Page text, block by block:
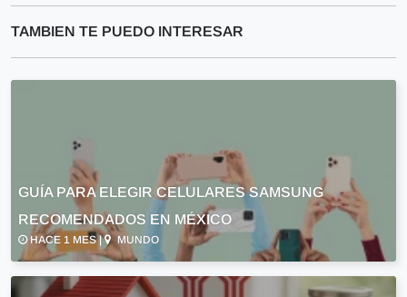
TAMBIEN TE PUEDO INTERESAR
GUÍA PARA ELEGIR CELULARES SAMSUNG
RECOMENDADOS EN MÉXICO
HACE 1 MES | MUNDO